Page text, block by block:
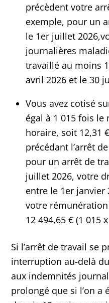
précèdent votre
exemple, pour un
le 1er juillet
journalières
travaillé au moins
avril 2026 et le 30
Vous avez cotisé
égal à 1 015 fois
horaire, soit 12,31
précédant l’arrêt
pour un arrêt de
juillet 2026, votre
entre le 1er janvier
votre
12 494,65 € (1 015
Si l’arrêt de travail se
interruption au-delà
aux indemnités
prolongé que si l’on a